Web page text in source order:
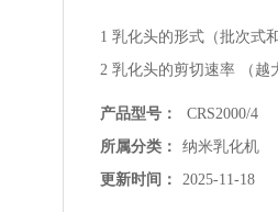
1 乳化头的形式（批次式
2 乳化头的剪切速率 （越
3 乳化头的齿形结构（分
4 物料在分散墙体的停留
小，效果越好）
产品型号：
CRS2000/4
所属分类：
纳米乳化机
更新时间：
2025-11-18